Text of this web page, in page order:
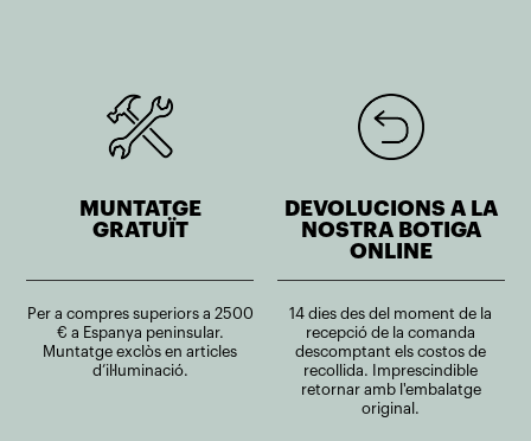
MUNTATGE
GRATUÏT
Per a compres superiors a 2500
€ a Espanya peninsular.
Muntatge exclòs en articles
d’il·luminació.
DEVOLUCIONS A LA
NOSTRA BOTIGA
ONLINE
14 dies des del moment de la
recepció de la comanda
descomptant els costos de
recollida. Imprescindible
retornar amb l'embalatge
original.